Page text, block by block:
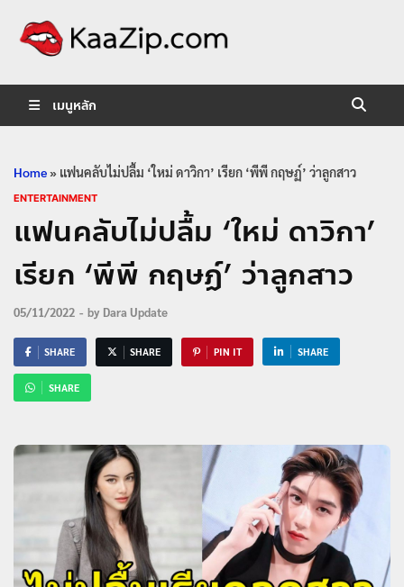
เมนูหลัก
Home» แฟนคลับไม่ปลื้ม ‘ใหม่ ดาวิกา’ เรียก ‘พีพี กฤษฏ์’ ว่าลูกสาว
ENTERTAINMENT
แฟนคลับไม่ปลื้ม ‘ใหม่ ดาวิกา’
เรียก ‘พีพี กฤษฏ์’ ว่าลูกสาว
05/11/2022 - by Dara Update
SHARE SHARE PIN IT SHARE
SHARE